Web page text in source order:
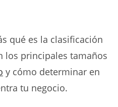
qué es la clasificación
los principales tamaños
y cómo determinar en
tu negocio.